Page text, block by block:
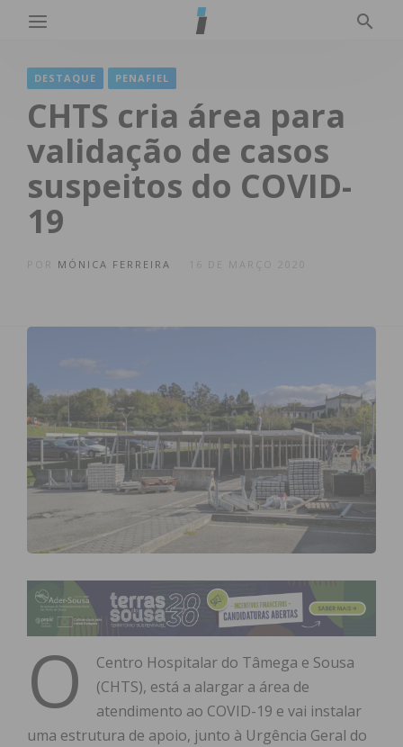
DESTAQUE PENAFIEL
CHTS cria área para
validação de casos
suspeitos do COVID-
19
MÓNICA FERREIRA 16 DE MARÇO 2020
O
Centro Hospitalar do Tâmega e Sousa
(CHTS), está a alargar a área de
atendimento ao COVID-19 e vai instalar
uma estrutura de apoio, junto à Urgência Geral do